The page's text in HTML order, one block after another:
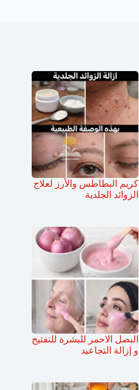
كريم البطاطس والأرز لعلاج
الزوائد الجلدية
البصل الاحمر للبشرة للتفتيح
و إزالة التجاعيد